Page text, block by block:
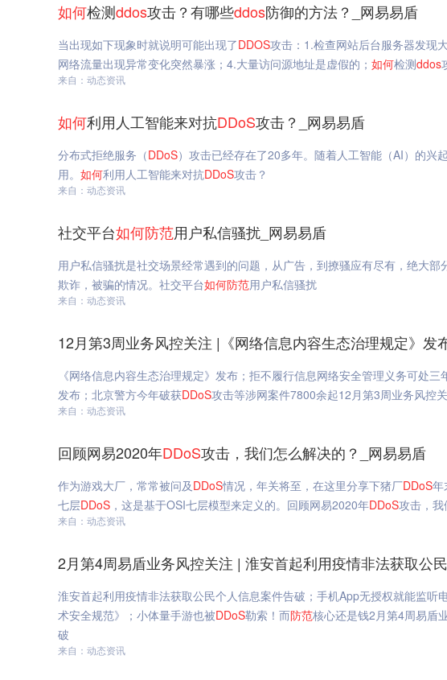
如何检测ddos攻击？有哪些ddos防御的方法？_网易易盾
当出现如下现象时就说明可能出现了DDOS攻击：1.检查网站后台服务器发现
网络流量出现异常变化突然暴涨；4.大量访问源地址是虚假的； 如何检测ddos
来自：动态资讯
如何利用人工智能来对抗DDoS攻击？_网易易盾
分布式拒绝服务（DDoS）攻击已经存在了20多年。随着人工智能（AI）的
用。 如何利用人工智能来对抗DDoS攻击？
来自：动态资讯
社交平台如何防范用户私信骚扰_网易易盾
用户私信骚扰是社交场景经常遇到的问题，从广告，到撩骚应有尽有，绝大
欺诈，被骗的情况。社交平台如何防范用户私信骚扰
来自：动态资讯
12月第3周业务风控关注 |《网络信息内容生态治理规定》发
《网络信息内容生态治理规定》发布；拒不履行信息网络安全管理义务可处
发布；北京警方今年破获DDoS攻击等涉网案件7800余起12月第3周业务风控
来自：动态资讯
回顾网易2020年DDoS攻击，我们怎么解决的？_网易易盾
作为游戏大厂，常常被问及DDoS情况，年关将至，在这里分享下猪厂DDoS年
七层DDoS ，这是基于OSI七层模型来定义的。回顾网易2020年DDoS攻击，我
来自：动态资讯
2月第4周易盾业务风控关注 | 淮安首起利用疫情非法获取公
淮安首起利用疫情非法获取公民个人信息案件告破；手机App无授权就能监
术安全规范》；小体量手游也被DDoS勒索！而防范核心还是钱2月第4周易盾
破
来自：动态资讯